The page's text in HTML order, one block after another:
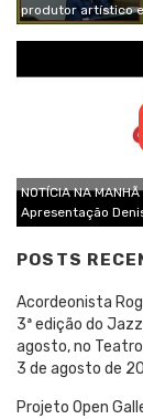
produtor artístico e
NOTÍCIA NA
Apresentação
POSTS
Acordeonista
3ª edição do
agosto, no
3 de agosto de
Projeto Open